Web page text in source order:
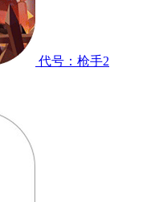
代号：枪手2